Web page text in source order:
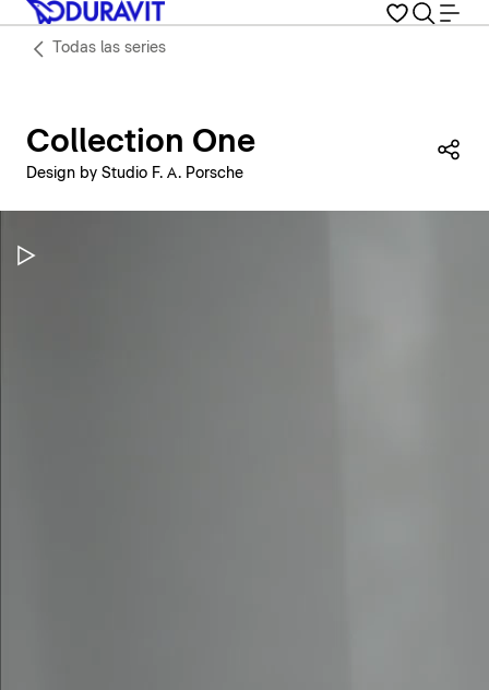
Todas las series
Collection One
Design by Studio F. A. Porsche
Pausar vídeo